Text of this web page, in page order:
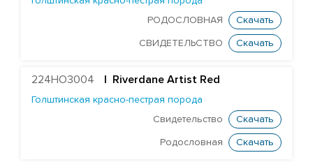
РОДОСЛОВНАЯ
Скачать
СВИДЕТЕЛЬСТВО Скачать
224HO3004 Riverdane Artist Red
Голштинская красно-пестрая порода
Свидетельство
Скачать
Родословная Скачать